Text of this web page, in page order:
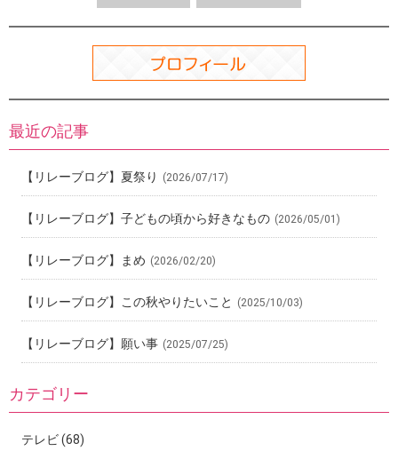
k
最近の記事
【リレーブログ】夏祭り (2026/07/17)
【リレーブログ】子どもの頃から好きなもの (2026/05/01)
【リレーブログ】まめ (2026/02/20)
【リレーブログ】この秋やりたいこと (2025/10/03)
【リレーブログ】願い事 (2025/07/25)
カテゴリー
テレビ(68)